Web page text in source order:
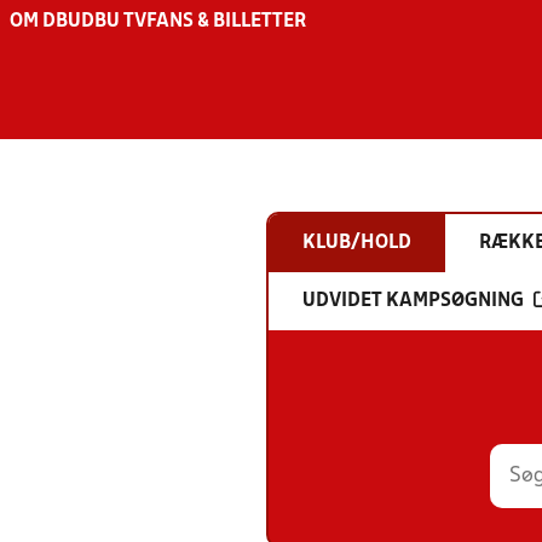
OM DBU DBU TV FANS & BILLETTER
KLUB/HOLD
UDVIDET KAMPSØGNING